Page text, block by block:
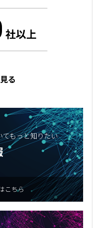
社以上
る
てもっと知りたい
こちら